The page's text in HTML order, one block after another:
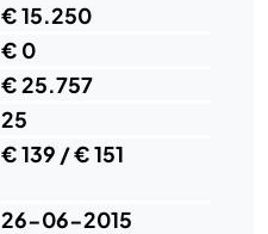
€ 15.250
€ 0
€ 25.757
25
€ 139 / € 151
26-06-2015